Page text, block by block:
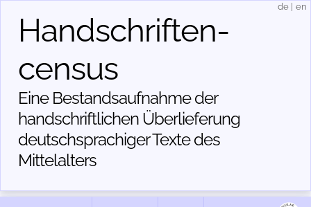
Handschriften­
census
Eine Bestandsaufnahme der
handschriftlichen Über­lieferung
deutschsprachiger Texte des
Mittelalters
de en